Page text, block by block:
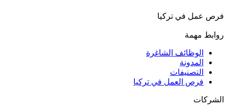
فرص عمل في تركيا
روابط مهمة
الوظائف الشاغرة
المدونة
التصنيفات
فرص العمل في تركيا
الشركات